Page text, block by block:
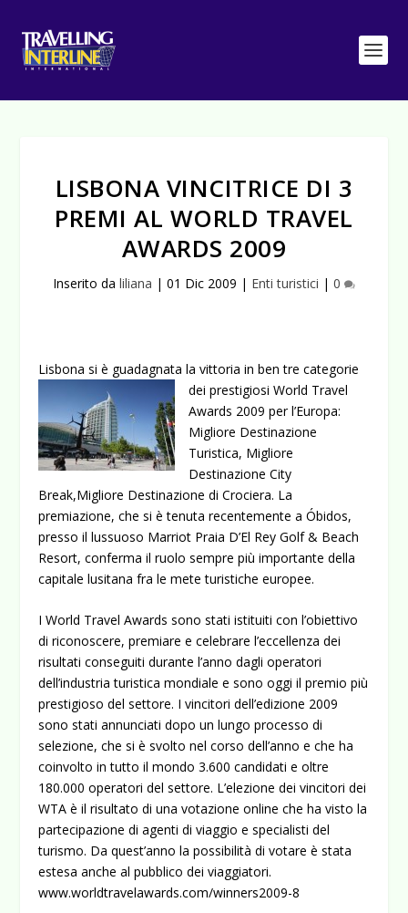
LISBONA VINCITRICE DI 3
PREMI AL WORLD TRAVEL
AWARDS 2009
Inserito da liliana | 01 Dic 2009 | Enti turistici | 0
Lisbona si è guadagnata la vittoria in ben tre categorie
dei prestigiosi World Travel
Awards 2009 per l’Europa:
Migliore Destinazione
Turistica, Migliore
Destinazione City
Break,Migliore Destinazione di Crociera. La
premiazione, che si è tenuta recentemente a Óbidos,
presso il lussuoso Marriot Praia D’El Rey Golf & Beach
Resort, conferma il ruolo sempre più importante della
capitale lusitana fra le mete turistiche europee.
I World Travel Awards sono stati istituiti con l’obiettivo
di riconoscere, premiare e celebrare l’eccellenza dei
risultati conseguiti durante l’anno dagli operatori
dell’industria turistica mondiale e sono oggi il premio più
prestigioso del settore. I vincitori dell’edizione 2009
sono stati annunciati dopo un lungo processo di
selezione, che si è svolto nel corso dell’anno e che ha
coinvolto in tutto il mondo 3.600 candidati e oltre
180.000 operatori del settore. L’elezione dei vincitori dei
WTA è il risultato di una votazione online che ha visto la
partecipazione di agenti di viaggio e specialisti del
turismo. Da quest’anno la possibilità di votare è stata
estesa anche al pubblico dei viaggiatori.
www.worldtravelawards.com/winners2009-8